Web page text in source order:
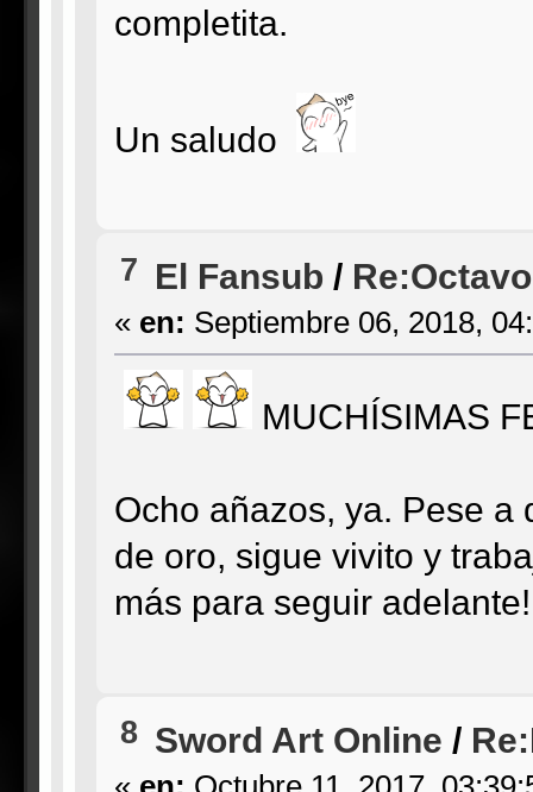
completita.
Un saludo
7 El Fansub /
« en: Septiembre 06, 2018,
MUCHÍSIMAS
Ocho añazos, ya. Pese a
de oro, sigue vivito y
más para seguir adelante!
8 Sword Art Online /